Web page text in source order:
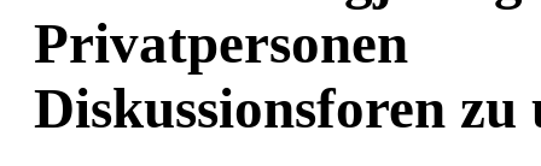
Privatpersonen
Diskussionsforen zu